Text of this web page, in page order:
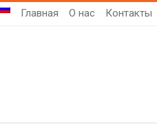
Главная О нас Контакты